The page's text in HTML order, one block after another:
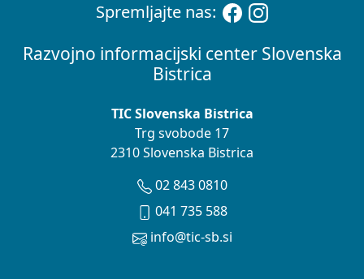
Razvojno informacijski center Slovenska
Bistrica
TIC Slovenska Bistrica
Trg svobode 17
2310 Slovenska Bistrica
02 843 0810
041 735 588
info@tic-sb.si
Spremljajte nas: